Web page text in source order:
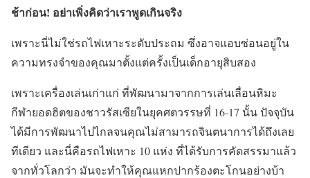
ช้าก่อน! อย่าเพิ่งคิดว่าเราพูดเกินจริง
เพราะนี่ไม่ใช่รถไฟเหาะระดับประถม ซึ่งอาจแอบซ่อนอยู่ใน
ความทรงจำของคุณมาตั้งแต่ครั้งเป็นเด็กอายุสิบสอง
เพราะเครื่องเล่นเก่าแก่ ที่พัฒนามาจากการเล่นเลื่อนหิมะ
กีฬายอดฮิตของชาวรัสเซียในยุคศตวรรษที่ 16-17 นั้น ปัจจุบัน
ได้มีการพัฒนาไปไกลจนคุณไม่สามารถจินตนาการได้ถึงเลย
ทีเดียว และนี่คือรถไฟเหาะ 10 แห่ง ที่ได้รับการคัดสรรมาแล้ว
จากทั่วโลกว่า มันจะทำให้คุณแหกปากร้องตะโกนอย่างบ้า